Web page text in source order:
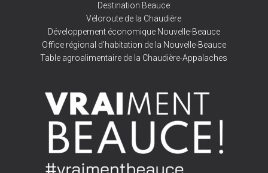
Destination Beauce
Véloroute de la Chaudière
Développement économique Nouvelle-Beauce
Office régional d’habitation de la Nouvelle-Beauce
Table agroalimentaire de la Chaudière-Appalaches